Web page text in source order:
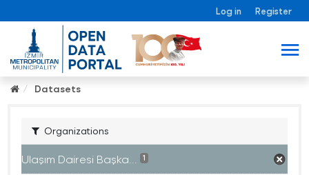
Log in Register
Datasets
Organizations
Ulaşım Dairesi Başka... 1